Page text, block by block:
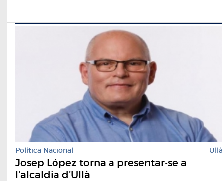
Política Nacional Ullà
Josep López torna a presentar-se a
l’alcaldia d’Ullà